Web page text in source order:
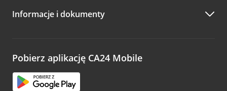
Zachęcamy do podzielenia się z nami opinią o wizycie.
opinie.
Informacje i dokumenty
Pobierz aplikację CA24 Mobile